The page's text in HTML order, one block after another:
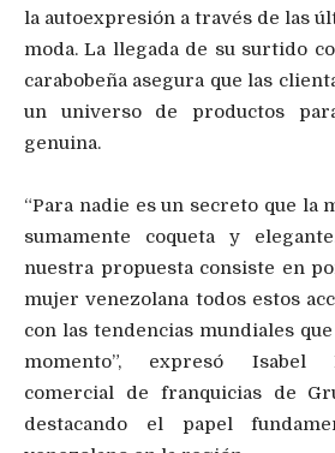
la autoexpresión a través de las
moda. La llegada de su surtido
carabobeña asegura que las
un universo de productos
genuina.
“Para nadie es un secreto que la
sumamente coqueta y
nuestra propuesta consiste en
mujer venezolana todos estos
con las tendencias mundiales
momento”, expresó Isabel
comercial de franquicias de
destacando el papel